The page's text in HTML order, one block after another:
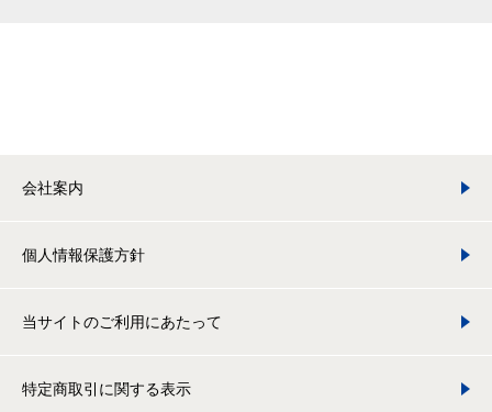
会社案内
個人情報保護方針
当サイトのご利用にあたって
特定商取引に関する表示